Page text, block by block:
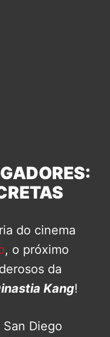
do cinema
, o próximo
da
Kang!
Diego